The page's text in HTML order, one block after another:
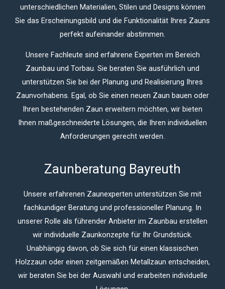
unterschiedlichen Materialien, Stilen und Designs können
Sie das Erscheinungsbild und die Funktionalität Ihres Zauns
perfekt aufeinander abstimmen.
Unsere Fachleute sind erfahrene Experten im Bereich
Zaunbau und Torbau. Sie beraten Sie ausführlich und
unterstützen Sie bei der Planung und Realisierung Ihres
Zaunvorhabens. Egal, ob Sie einen neuen Zaun bauen oder
Ihren bestehenden Zaun erweitern möchten, wir bieten
Ihnen maßgeschneiderte Lösungen, die Ihren individuellen
Anforderungen gerecht werden.
Zaunberatung Bayreuth
Unsere erfahrenen Zaunexperten unterstützen Sie mit
fachkundiger Beratung und professioneller Planung. In
unserer Rolle als führender Anbieter im Zaunbau erstellen
wir individuelle Zaunkonzepte für Ihr Grundstück.
Unabhängig davon, ob Sie sich für einen klassischen
Holzzaun oder einen zeitgemäßen Metallzaun entscheiden,
wir beraten Sie bei der Auswahl und erarbeiten individuelle